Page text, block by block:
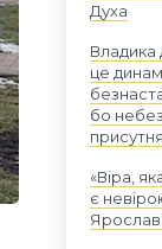
Духа
Владика
це
бо
«Віра,
є
Ярослав